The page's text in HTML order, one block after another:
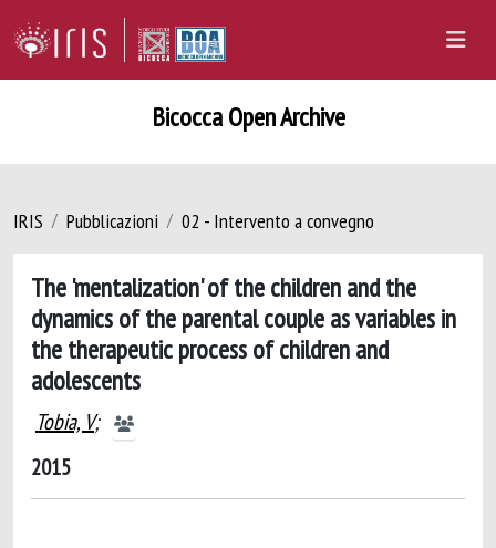
Bicocca Open Archive
IRIS Pubblicazioni 02 - Intervento a convegno
The 'mentalization' of the children and the
dynamics of the parental couple as variables in
the therapeutic process of children and
adolescents
Tobia, V;
2015